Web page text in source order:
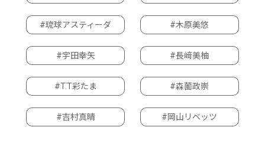
#琉球アスティーダ #木原美悠
#宇田幸矢 #長﨑美柚
#T.T彩たま #森薗政崇
#吉村真晴 #岡山リベッツ